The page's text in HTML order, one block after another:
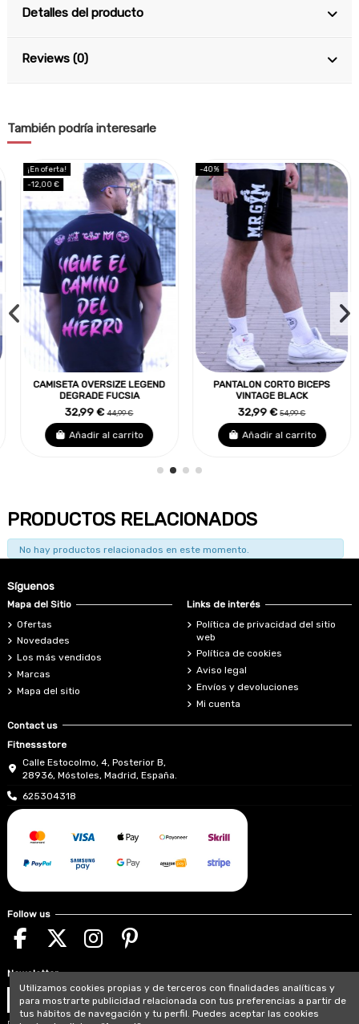
Detalles del producto
Reviews (0)
También podría interesarle
¡En oferta!
-12,00 €
CAMISETA OVERSIZE LEGEND
DEGRADE FUCSIA
32,99 €44,99 €
Añadir al carrito
-40%
PANTALON CORTO BICEPS
VINTAGE BLACK
32,99 €54,99 €
Añadir al carrito
PRODUCTOS RELACIONADOS
No hay productos relacionados en este momento.
Síguenos
Mapa del Sitio
Ofertas
Novedades
Los más vendidos
Marcas
Mapa del sitio
Links de interés
Política de privacidad del sitio
web
Política de cookies
Aviso legal
Envíos y devoluciones
Mi cuenta
Contact us
Fitnessstore
Calle Estocolmo, 4, Posterior B,
28936, Móstoles, Madrid, España.
625304318
Follow us
Newsletter
Utilizamos cookies propias y de terceros con finalidades analíticas y
para mostrarte publicidad relacionada con tus preferencias a partir de
tus hábitos de navegación y tu perfil. Puedes aceptar las cookies